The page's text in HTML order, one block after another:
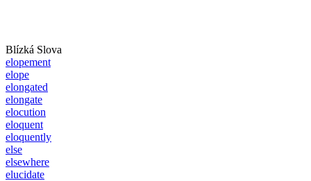
Blízká Slova
elopement
elope
elongated
elongate
elocution
eloquent
eloquently
else
elsewhere
elucidate